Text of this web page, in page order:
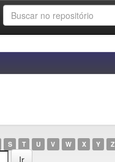
S T U V W X Y Z